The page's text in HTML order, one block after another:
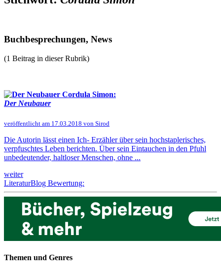
Buchbesprechungen, News
(1 Beitrag in dieser Rubrik)
Cordula Simon:
Der Neubauer
veröffentlicht am 17.03.2018 von Sirod
Die Autorin lässt einen Ich- Erzähler über sein hochstaplerisches,
verpfuschtes Leben berichten. Über sein Eintauchen in den Pfuhl
unbedeutender, haltloser Menschen, ohne ...
weiter
LiteraturBlog Bewertung:
Themen und Genres